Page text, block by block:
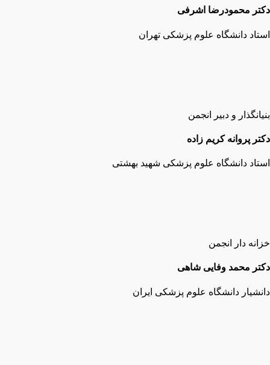
دکتر محمودرضا اشرفی
استاد دانشگاه علوم پزشکی تهران
بنیانگذار و دبیر انجمن
دکتر پروانه کریم زاده
استاد دانشگاه علوم پزشکی شهید بهشتی
خزانه دار انجمن
دکتر محمد وفایی شاهی
دانشیار دانشگاه علوم پزشکی ایران